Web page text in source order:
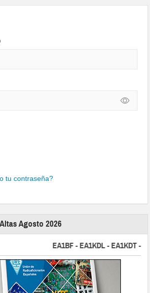
tu contraseña?
Altas Agosto 2026
EA1BF - EA1KDL - EA1KDT -